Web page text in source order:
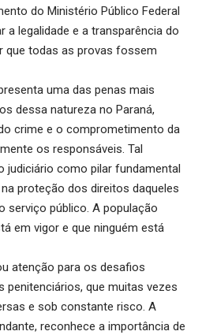
do Ministério Público Federal
a legalidade e a transparência do
que todas as provas fossem
uma das penas mais
dessa natureza no Paraná,
crime e o comprometimento da
os responsáveis. Tal
judiciário como pilar fundamental
proteção dos direitos daqueles
serviço público. A população
em vigor e que ninguém está
atenção para os desafios
penitenciários, que muitas vezes
e sob constante risco. A
reconhece a importância de